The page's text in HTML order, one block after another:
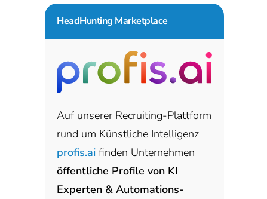
HeadHunting Marketplace
Auf unserer Recruiting-Plattform
rund um Künstliche Intelligenz
profis.ai finden Unternehmen
öffentliche Profile von KI
Experten & Automations-